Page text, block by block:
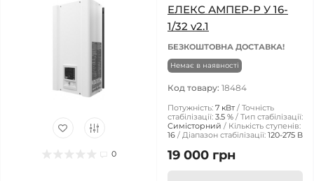
0
ЕЛЕКС АМПЕР-Р У 16-
1/32 v2.1
БЕЗКОШТОВНА ДОСТАВКА!
Немає в наявності
Код товару: 18484
Потужність: 7 кВт
Точність
стабілізації: 3.5 %
Тип стабілізації:
Симісторний
Кількість ступенів:
16
Діапазон стабілізації: 120-275 В
19 000 грн